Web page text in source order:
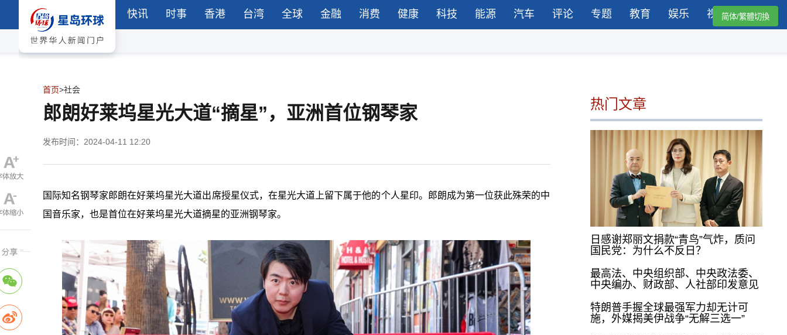
快讯 时事 香港 台湾 全球 金融 消费 健康 科技 能源 汽车 评论 专题 教育 娱乐 视频简体/繁體切換
首页>社会
郎朗好莱坞星光大道“摘星”，亚洲首位钢琴家
发布时间：2024-04-11 12:20
国际知名钢琴家郎朗在好莱坞星光大道出席授星仪式，在星光大道上留下属于他的个人星印。郎朗成为第一位获此殊荣的中
国音乐家，也是首位在好莱坞星光大道摘星的亚洲钢琴家。
热门文章
日感谢郑丽文捐款“青鸟”气炸，质问
国民党：为什么不反日？
最高法、中央组织部、中央政法委、
中央编办、财政部、人社部印发意见
特朗普手握全球最强军力却无计可
施，外媒揭美伊战争“无解三选一”